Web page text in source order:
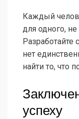
Каждый
для одного, не
Разработайте
нет
найти то, что
успеху